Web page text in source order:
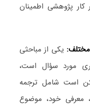
پژوهشی اطمینان
یکی از مباحثی
مورد سؤال است،
است شامل ترجمه
معرفی خود، موضوع